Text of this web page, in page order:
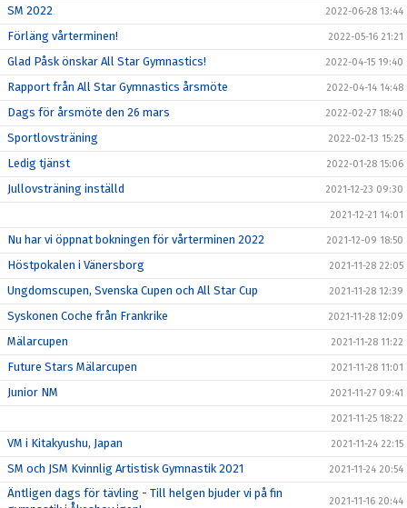
SM 2022 2022-06-28 13:44
Förläng vårterminen! 2022-05-16 21:21
Glad Påsk önskar All Star Gymnastics! 2022-04-15 19:40
Rapport från All Star Gymnastics årsmöte 2022-04-14 14:48
Dags för årsmöte den 26 mars 2022-02-27 18:40
Sportlovsträning 2022-02-13 15:25
Ledig tjänst 2022-01-28 15:06
Jullovsträning inställd 2021-12-23 09:30
2021-12-21 14:01
Nu har vi öppnat bokningen för vårterminen 2022 2021-12-09 18:50
Höstpokalen i Vänersborg 2021-11-28 22:05
Ungdomscupen, Svenska Cupen och All Star Cup 2021-11-28 12:39
Syskonen Coche från Frankrike 2021-11-28 12:09
Mälarcupen 2021-11-28 11:22
Future Stars Mälarcupen 2021-11-28 11:01
Junior NM 2021-11-27 09:41
2021-11-25 18:22
VM i Kitakyushu, Japan 2021-11-24 22:15
SM och JSM Kvinnlig Artistisk Gymnastik 2021 2021-11-24 20:54
Äntligen dags för tävling - Till helgen bjuder vi på fin
2021-11-16 20:44